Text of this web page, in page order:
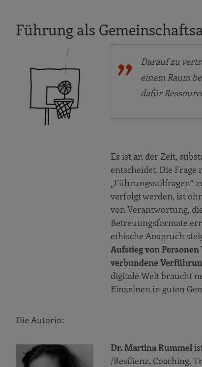
Führung als
Darauf zu
einem Raum
dafür
Es ist an der Zeit,
entscheidet. Die
„Führungsstilfragen“
verfolgt werden, ist
von Verantwortung,
Betreuungsformate
ethische Anspruch
Aufstieg von
verbundene
digitale Welt braucht
Einzelnen in guten
Die Autorin:
Dr. Martina Rummel
/Resilienz, Coaching,